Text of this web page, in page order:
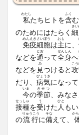
私
わたし
たちヒトを含
ふく
む
のためにはたらく
さい
免疫
めんえき
細胞
さいぼう
は主
おも
に、
などを通
とお
って全身
ぜんしん
へ
などを 見
み
つけると
こう
だり、 病気
びょうき
になっ
今
いま
の季節
きせつ
、みな
接種
せっしゅ
を受
う
けた 人
ひと
も
の流行
りゅうこう
に備
そな
えて、
か